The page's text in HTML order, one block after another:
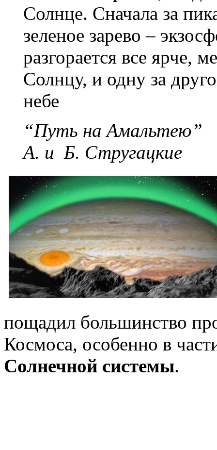
Солнце. Сначала за
зеленое зарево –
разгорается все ярче,
Солнцу, и одну за
небе
“Путь на Амальтею”
А. и Б. Стругацкие
пощадил большинство
Космоса, особенно в
Солнечной системы.